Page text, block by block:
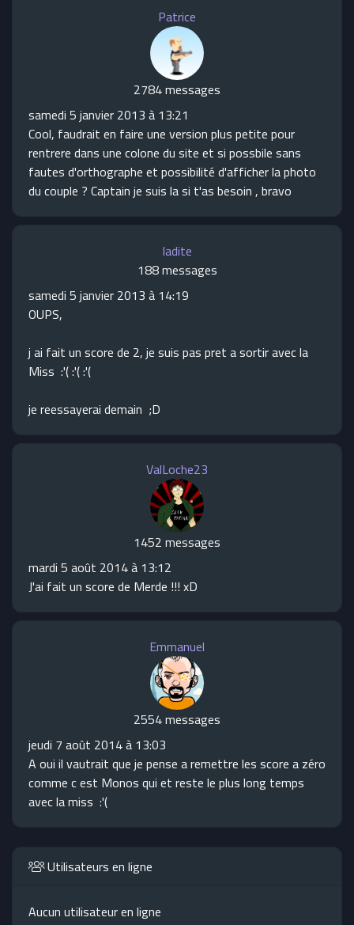
Patrice
2784 messages
samedi 5 janvier 2013 à 13:21
Cool, faudrait en faire une version plus petite pour
rentrere dans une colone du site et si possbile sans
fautes d'orthographe et possibilité d'afficher la photo
du couple ? Captain je suis la si t'as besoin , bravo
ladite
188 messages
samedi 5 janvier 2013 à 14:19
OUPS,
j ai fait un score de 2, je suis pas pret a sortir avec la
Miss :'( :'( :'(
je reessayerai demain ;D
ValLoche23
1452 messages
mardi 5 août 2014 à 13:12
J'ai fait un score de Merde !!! xD
Emmanuel
2554 messages
jeudi 7 août 2014 à 13:03
A oui il vautrait que je pense a remettre les score a zéro
comme c est Monos qui et reste le plus long temps
avec la miss :'(
Utilisateurs en ligne
Aucun utilisateur en ligne